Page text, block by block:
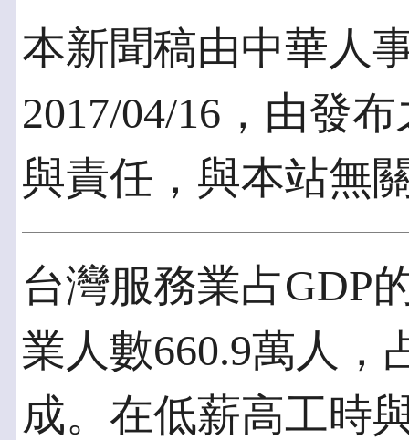
本新聞稿由中華人
2017/04/16，由發
與責任，與本站無
台灣服務業占GDP
業人數660.9萬人，
成。在低薪高工時